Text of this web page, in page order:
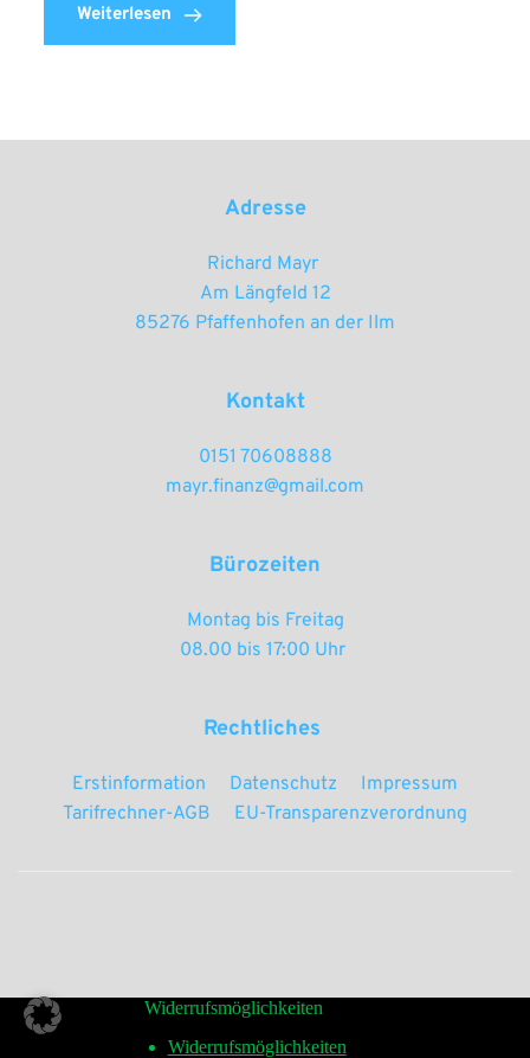
Weiterlesen
Adresse
Richard Mayr
Am Längfeld 12
85276 Pfaffenhofen an der Ilm
Kontakt
0151 70608888
mayr.finanz@gmail.com
Bürozeiten
Montag bis Freitag
08.00 bis 17:00 Uhr
Rechtliches
Erstinformation Datenschutz
Impressum
Tarifrechner-AGB
EU-Transparenzverordnung
Widerrufsmöglichkeiten
Widerrufsmöglichkeiten